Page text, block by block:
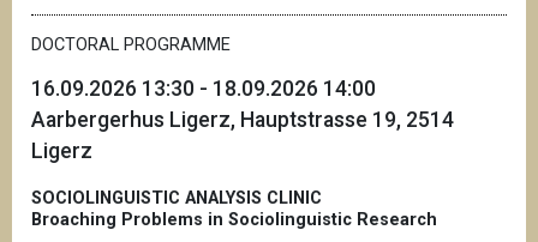
e
d
i
p
a
n
e
DOCTORAL PROGRAMME
16.09.2026 13:30 - 18.09.2026 14:00
Aarbergerhus Ligerz, Hauptstrasse 19, 2514
Ligerz
SOCIOLINGUISTIC ANALYSIS CLINIC
Broaching Problems in Sociolinguistic Research